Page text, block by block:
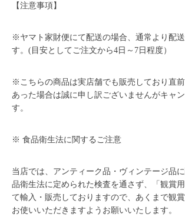
【注意事項】
※ヤマト家財便にて配送の場合、通常より配
す。(目安としてご注文から4日～7日程度）
※こちらの商品は実店舗でも販売しており直
あった場合は誠に申し訳ございませんがキャ
す。
※ 食品衛生法に関するご注意
当店では、アンティーク品・ヴィンテージ品
品衛生法に定められた検査を通さず、「観賞
て輸入・販売しておりますので、あくまで観
お使いいただきますようお願いいたします。